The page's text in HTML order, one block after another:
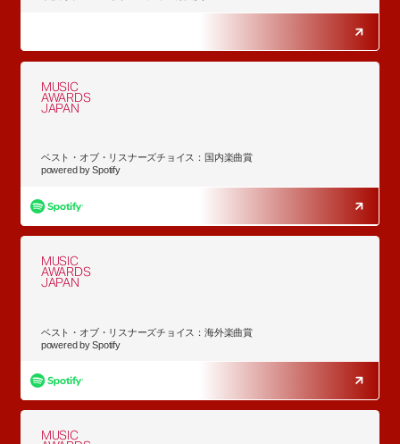
MUSIC
AWARDS
JAPAN
ベスト・オブ・リスナーズチョイス：国内楽曲賞
powered by Spotify
MUSIC
AWARDS
JAPAN
ベスト・オブ・リスナーズチョイス：海外楽曲賞
powered by Spotify
MUSIC